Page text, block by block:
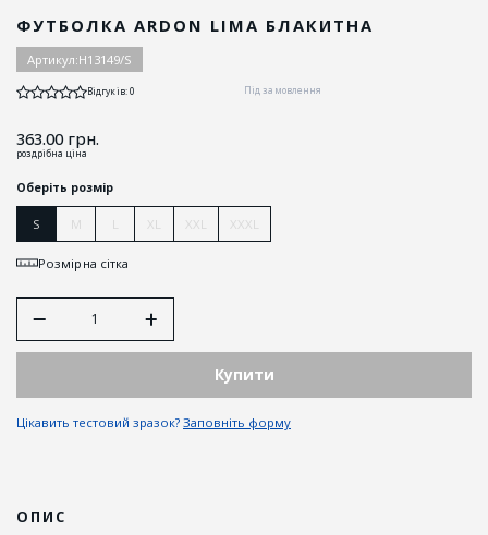
ФУТБОЛКА ARDON LIMA БЛАКИТНА
Артикул:H13149/S
Відгуків: 0 Під замовлення
363.00грн.
роздрібна ціна
Оберіть розмір
S M L XL XXL XXXL
Розмірна сітка
Купити
Цікавить тестовий зразок? Заповніть форму
ОПИС